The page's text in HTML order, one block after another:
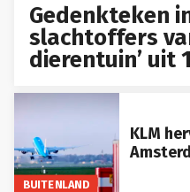
Gedenkteken
slachtoffers
dierentuin’ uit
BUITENLAND
KLM